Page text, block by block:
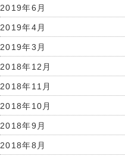
2019年6月
2019年4月
2019年3月
2018年12月
2018年11月
2018年10月
2018年9月
2018年8月